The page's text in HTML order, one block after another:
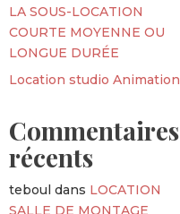
LA SOUS-LOCATION
COURTE MOYENNE OU
LONGUE DURÉE
Location studio Animation
Commentaires
récents
teboul dans LOCATION
SALLE DE MONTAGE